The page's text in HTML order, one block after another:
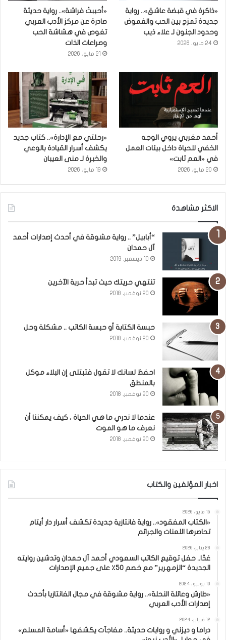
«ذاكرة في قبضة عاشق».. رواية
جديدة تمزج بين الحب والغموض
وحدود الجنون لـ علاء ذيب
24 مايو، 2026
«أحببتُ فراشة».. رواية حديثة
صادرة عن مركز الأدب العربي
تغوص في هشاشة الحب
وصراعات الذات
21 مايو، 2026
أحمد مغربي يروي الوجه
الخفي للحياة داخل بيئات العمل
في «العم ثابت»
20 مايو، 2026
«رحلتي مع الإدارة».. كتاب جديد
يكشف أسرار القيادة بالوعي
والخبرة لـ منى العيبان
19 مايو، 2026
الاكثر مشاهدة
“أبابيل” .. رواية مشوقة في أحدث إصدارات أحمد
آل حمدان
10 ديسمبر، 2019
تنتهي حريتك حيث تبدأ حرية الآخرين
20 نوفمبر، 2018
حبسة الكتابة أو حبسة الكاتب .. مشكلة وحل
20 نوفمبر، 2018
احفظ لسانك لا تقول فتبتلى إن البلاء موكل
بالمنطق
20 نوفمبر، 2018
عندما لا ندري ما هي الحياة ، كيف يمكننا أن
نعرف ما هو الموت
20 نوفمبر، 2018
اخبار المؤلفين والكتاب
15 مايو، 2026
«الكتاب المفقود».. رواية فانتازية جديدة تكشف أسرار دار أيتام
تحاصرها اللعنات والجرائم
23 يناير، 2026
غدًا.. حفل توقيع الكاتب السعودي أحمد آل حمدان وتدشين روايته
الجديدة “الزمهرير” مع خصم 50٪ على جميع الإصدارات
10 يونيو، 2024
«طارش وعائلة النحلة».. رواية مشوقة في مجال الفانتازيا بأحدث
إصدارات الأدب العربي
12 فبراير، 2024
دراما و ديزني و روايات حديثة.. مفاجآت يكشفها «أسامة المسلم»